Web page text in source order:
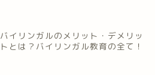
バイリンガルのメリット・デメリッ
トとは？バイリンガル教育の全て！